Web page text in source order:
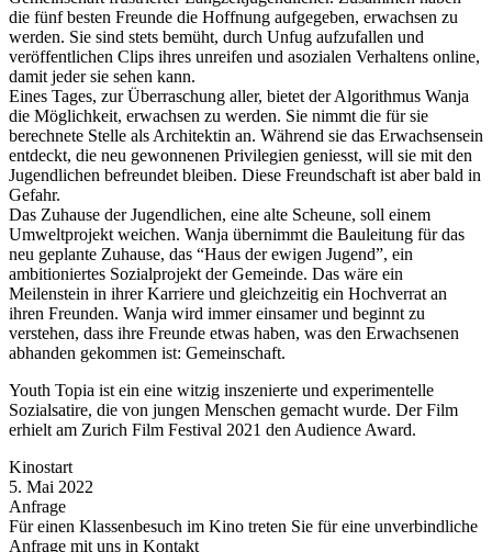
die fünf besten Freunde die Hoffnung aufgegeben, erwachsen zu
werden. Sie sind stets bemüht, durch Unfug aufzufallen und
veröffentlichen Clips ihres unreifen und asozialen Verhaltens online,
damit jeder sie sehen kann.
Eines Tages, zur Überraschung aller, bietet der Algorithmus Wanja
die Möglichkeit, erwachsen zu werden. Sie nimmt die für sie
berechnete Stelle als Architektin an. Während sie das Erwachsensein
entdeckt, die neu gewonnenen Privilegien geniesst, will sie mit den
Jugendlichen befreundet bleiben. Diese Freundschaft ist aber bald in
Gefahr.
Das Zuhause der Jugendlichen, eine alte Scheune, soll einem
Umweltprojekt weichen. Wanja übernimmt die Bauleitung für das
neu geplante Zuhause, das “Haus der ewigen Jugend”, ein
ambitioniertes Sozialprojekt der Gemeinde. Das wäre ein
Meilenstein in ihrer Karriere und gleichzeitig ein Hochverrat an
ihren Freunden. Wanja wird immer einsamer und beginnt zu
verstehen, dass ihre Freunde etwas haben, was den Erwachsenen
abhanden gekommen ist: Gemeinschaft.
Youth Topia ist ein eine witzig inszenierte und experimentelle
Sozialsatire, die von jungen Menschen gemacht wurde. Der Film
erhielt am Zurich Film Festival 2021 den Audience Award.
Kinostart
5. Mai 2022
Anfrage
Für einen Klassenbesuch im Kino treten Sie für eine unverbindliche
Anfrage mit uns in Kontakt